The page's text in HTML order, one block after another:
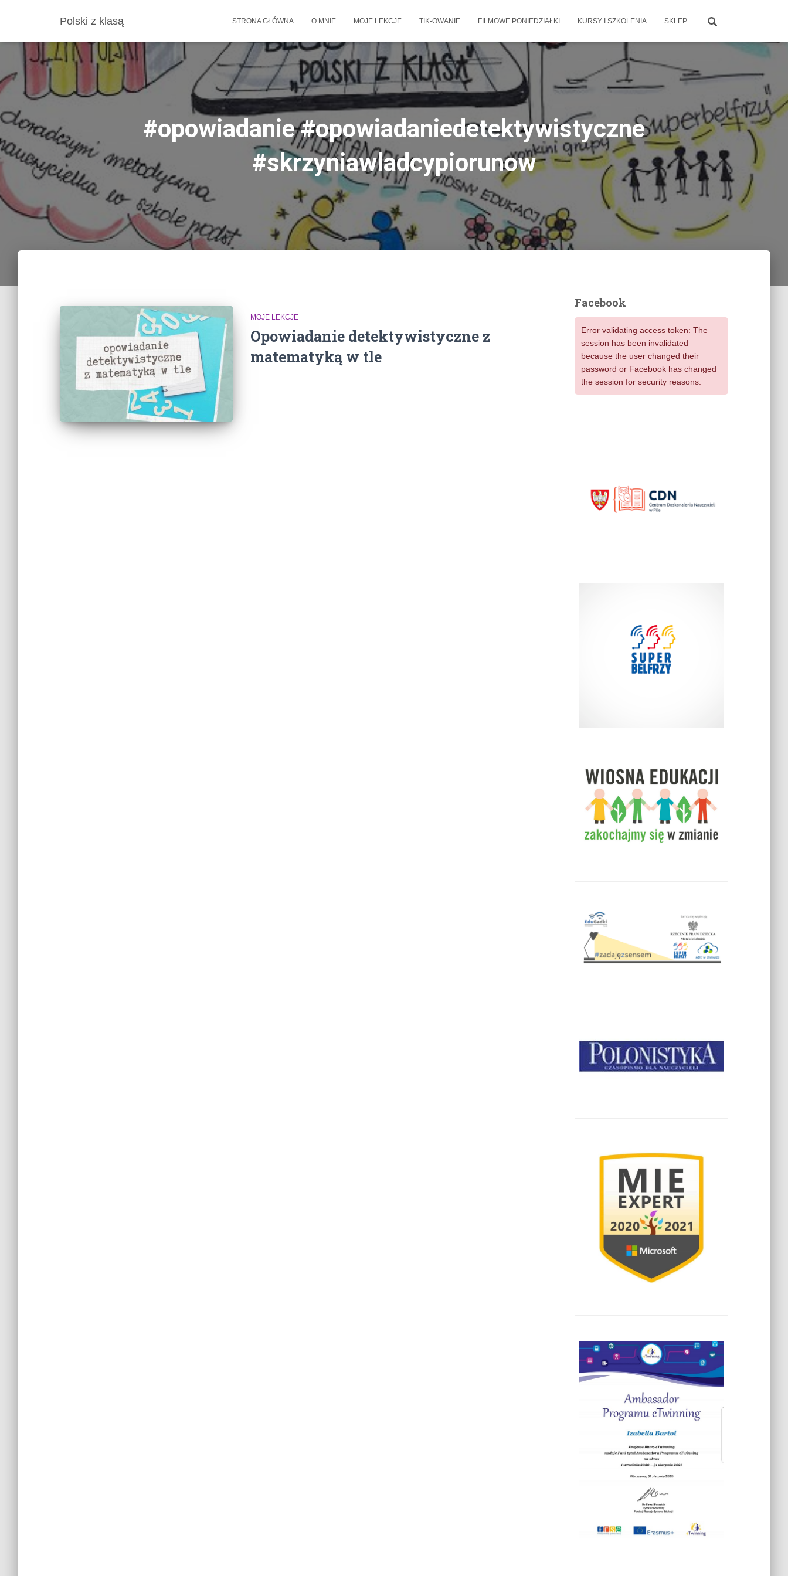
Polski z klasą STRONA GŁÓWNA O MNIE MOJE LEKCJE TIK-OWANIE FILMOWE PONIEDZIAŁKI KURSY I SZKOLENIA SKLEP
#opowiadanie #opowiadaniedetektywistyczne
#skrzyniawladcypiorunow
MOJE LEKCJE
Opowiadanie detektywistyczne z
matematyką w tle
Facebook
Error validating access token: The
session has been invalidated
because the user changed their
password or Facebook has changed
the session for security reasons.